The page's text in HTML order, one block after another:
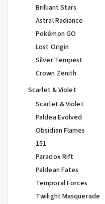
Brilliant Stars
Astral Radiance
Pokémon GO
Lost Origin
Silver Tempest
Crown Zenith
Scarlet & Violet
Scarlet & Violet
Paldea Evolved
Obsidian Flames
151
Paradox Rift
Paldean Fates
Temporal Forces
Twilight Masquerade